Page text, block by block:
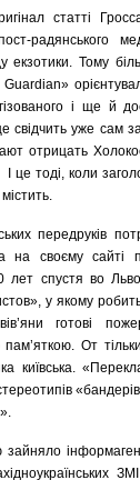
статті
радянського
Тому
Guardian»
і ще й
свідчить уже сам
отрицать
це тоді, коли
передруків
на своєму сайті
спустя во
у якому
готові
От
київська.